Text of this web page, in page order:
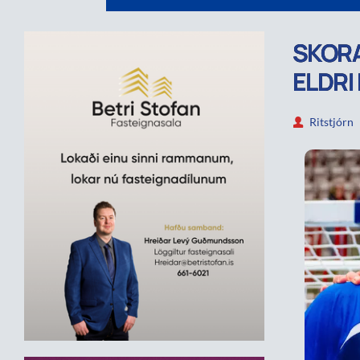
Ritstjórn